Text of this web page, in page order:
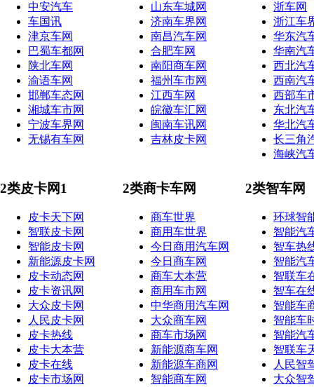
中安汽车
车国讯
津京车网
巴蜀车都网
陕北车网
渝语车网
邯郸车态网
湘城车市网
宁波车界网
无锡有车网
山东车城网
济南车界网
南昌汽车网
合肥车网
南阳商车网
福州车市网
江西车网
皖徽车汇网
闽南车讯网
吉林皮卡网
浙车网
浙江车
华东汽
华南汽
西北汽
西南汽
西部车
东北汽
华北汽
长三角
海峡汽
2类皮卡网1
皮卡天下网
智联皮卡网
智能皮卡网
新能源皮卡网
皮卡动态网
皮卡资讯网
大众皮卡网
人民皮卡网
皮卡热线
皮卡大本营
皮卡在线
皮卡市场网
2类商卡车网
商车世界
商用车世界
今日商用汽车网
今日商车网
商车大本营
商用车市网
中华商用汽车网
大众商车网
商车市场网
新能源商车网
新能源车商网
智能商车网
2类智车网
环球智
智能汽
智车热
智能汽
智联车
智车在
智能车
智能车
智能汽
智联车
人民智
大众智